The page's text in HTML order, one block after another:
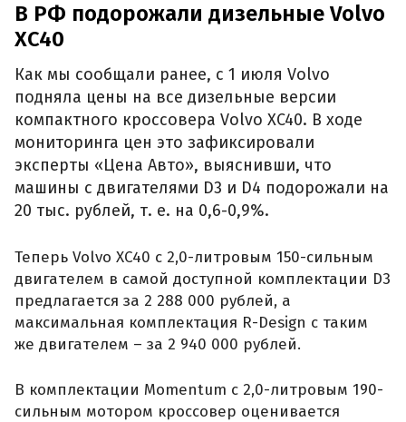
В РФ подорожали дизельные Volvo
XC40
Как мы сообщали ранее, с 1 июля Volvo
подняла цены на все дизельные версии
компактного кроссовера Volvo XC40. В ходе
мониторинга цен это зафиксировали
эксперты «Цена Авто», выяснивши, что
машины с двигателями D3 и D4 подорожали на
20 тыс. рублей, т. е. на 0,6-0,9%.
Теперь Volvo XC40 с 2,0-литровым 150-сильным
двигателем в самой доступной комплектации D3
предлагается за 2 288 000 рублей, а
максимальная комплектация R-Design с таким
же двигателем – за 2 940 000 рублей.
В комплектации Momentum с 2,0-литровым 190-
сильным мотором кроссовер оценивается